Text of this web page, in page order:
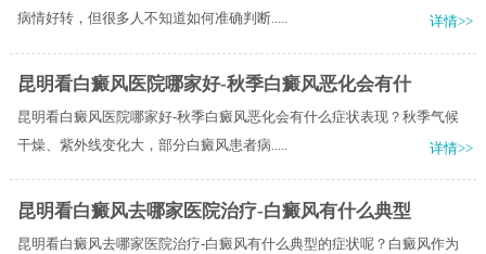
病情好转，但很多人不知道如何准确判断.....
详情>>
昆明看白癜风医院哪家好-秋季白癜风恶化会有什
昆明看白癜风医院哪家好-秋季白癜风恶化会有什么症状表现？秋季气候
干燥、紫外线变化大，部分白癜风患者病.....
详情>>
昆明看白癜风去哪家医院治疗-白癜风有什么典型
昆明看白癜风去哪家医院治疗-白癜风有什么典型的症状呢？白癜风作为